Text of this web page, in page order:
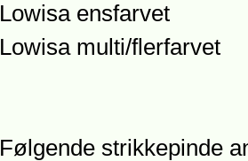
Lowisa ensfarvet
Lowisa multi/flerfarvet
Følgende strikkepinde